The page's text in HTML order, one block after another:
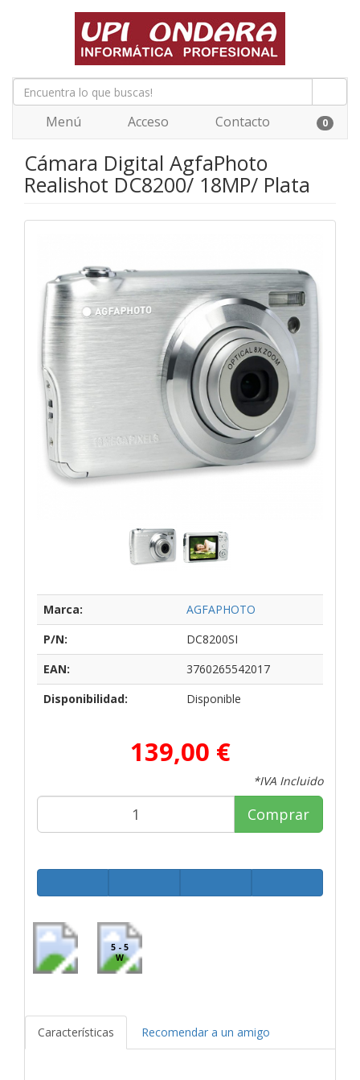
Menú Acceso Contacto 0
Cámara Digital AgfaPhoto
Realishot DC8200/ 18MP/ Plata
Marca:
AGFAPHOTO
P/N:
DC8200SI
EAN:
3760265542017
Disponibilidad:
Disponible
139,00 €
*IVA Incluido
Comprar
5 - 5
W
Características Recomendar a un amigo